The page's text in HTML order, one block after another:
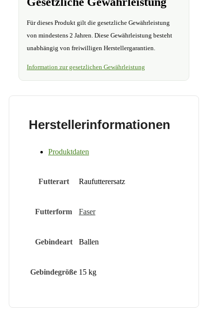
Für dieses Produkt gilt die gesetzliche Gewährleistung
von mindestens 2 Jahren. Diese Gewährleistung besteht
unabhängig von freiwilligen Herstellergarantien.
Information zur gesetzlichen Gewährleistung
Herstellerinformationen
Produktdaten
Futterart Raufutterersatz
Futterform Faser
Gebindeart Ballen
Gebindegröße 15 kg